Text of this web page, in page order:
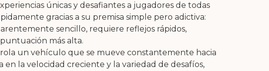
únicas y desafiantes a jugadores de todas
gracias a su premisa simple pero adictiva:
sencillo, requiere reflejos rápidos,
más alta.
un vehículo que se mueve constantemente hacia
la velocidad creciente y la variedad de desafíos,